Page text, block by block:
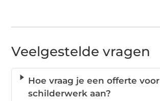
Veelgestelde vragen
Hoe vraag je een offerte voor
schilderwerk aan?